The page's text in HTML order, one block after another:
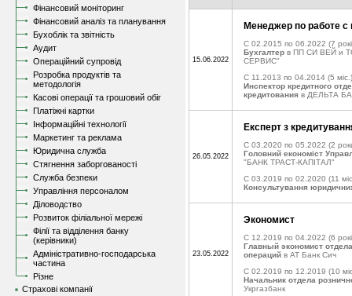
Фінансовий моніторинг
Фінансовий аналіз та планування
Бухоблік та звітність
Аудит
Операційний супровід
Розробка продуктів та
методологія
Касові операції та грошовий обіг
Платіжні картки
Інформаційні технології
Маркетинг та реклама
Юридична служба
Стягнення заборгованості
Служба безпеки
Управління персоналом
Діловодство
Розвиток філіальної мережі
Філії та відділення банку
(керівники)
Адміністративно-господарська
частина
Різне
Страхові компанії
15.06.2022
Менеджер по работе с
C 02.2015 по 06.2022 (7
Бухгалтер в ПП СИ ВЕЙ и
СЕРВИС"
C 11.2013 по 04.2014 (5 міс.)
Инспектор кредитного
кредитования в ДЕЛЬТА
26.05.2022
Експерт з
C 03.2020 по 05.2022 (2
Головний економіст
"БАНК ТРАСТ-КАПІТАЛ"
C 03.2019 по 02.2020 (11
Консультування
23.05.2022
Экономист
C 12.2019 по 04.2022 (6
Главный экономист
операций в АТ Банк Сич
C 02.2019 по 12.2019 (10
Начальник отдела
Укргазбанк